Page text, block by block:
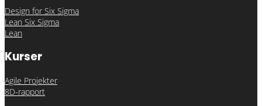
Design for Six Sigma
Lean Six Sigma
Lean
Kurser
Agile Projekter
8D-rapport